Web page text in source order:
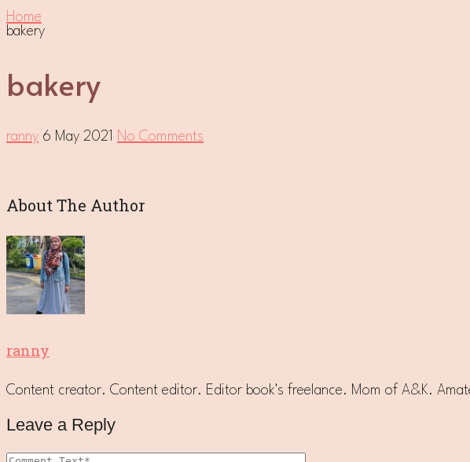
Home
bakery
bakery
ranny 6 May 2021 No Comments
About The Author
ranny
Content creator. Content editor. Editor book's freelance. Mom of A&K.
Leave a Reply